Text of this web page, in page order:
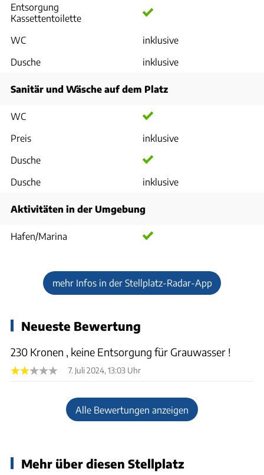
Entsorgung
Kassettentoilette
WC
inklusive
Dusche
inklusive
Sanitär und Wäsche auf dem Platz
WC
Preis
inklusive
Dusche
Dusche
inklusive
Aktivitäten in der Umgebung
Hafen/Marina
mehr Infos in der Stellplatz-Radar-App
Neueste Bewertung
230 Kronen , keine Entsorgung für Grauwasser !
7. Juli 2024, 13:03 Uhr
Alle Bewertungen anzeigen
Mehr über diesen Stellplatz